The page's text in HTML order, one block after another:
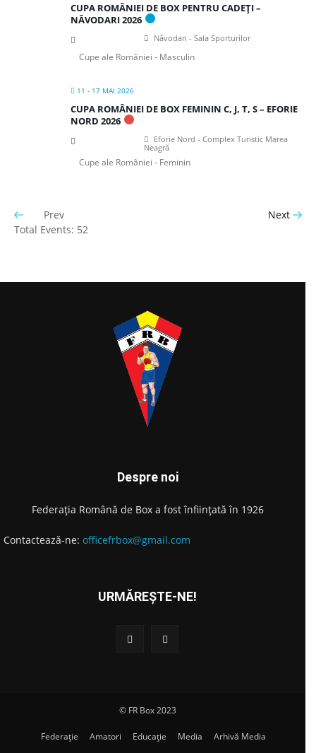
CUPA ROMÂNIEI DE BOX PENTRU CADEȚI –
NĂVODARI 2026
Năvodari - Sala Sporturilor
Cupe ale României - Masculin
11 - 17 MAI 2026
CUPA ROMÂNIEI DE BOX FEMININ C, J, T, S – EFORIE
NORD 2026
Eforie Nord - Complex Turistic Marea
Neagră
Cupe ale României - Feminin
Prev
Next
Total Events: 52
Despre noi
Federația Română de Box a fost înființată în 1926
Contactează-ne: officefrbox@gmail.com
URMĂREȘTE-NE!
© FR Box 2023
Federație Amatori Educație Media Arhivă Media